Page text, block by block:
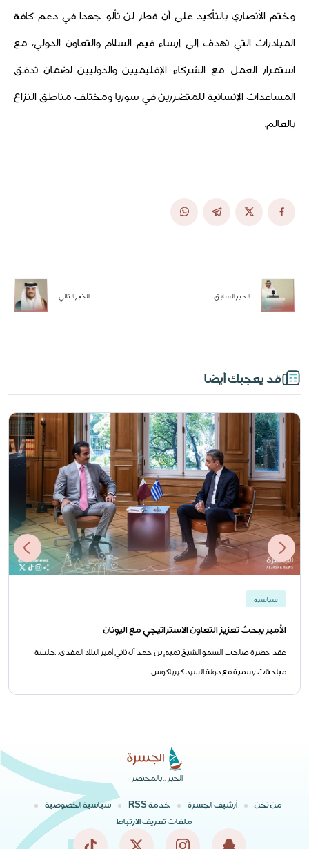
وختم الأنصاري بالتأكيد على أن قطر لن تألو جهدا في دعم كافة
المبادرات التي تهدف إلى إرساء قيم السلام والتعاون الدولي، مع
استمرار العمل مع الشركاء الإقليميين والدوليين لضمان تدفق
المساعدات الإنسانية للمتضررين في سوريا ومختلف مناطق النزاع
بالعالم.
الخبر السابق الخبر التالي
قد يعجبك أيضا
سياسية
الأمير يبحث تعزيز التعاون الاستراتيجي مع اليونان
عقد حضرة صاحب السمو الشيخ تميم بن حمد آل ثاني أمير البلاد المفدى، جلسة
مباحثات رسمية مع دولة السيد كيرياكوس......
الخبر .. بالمختصر
من نحن أرشيف الجسرة خدمة RSS
سياسية الخصوصية
ملفات تعريف الارتباط